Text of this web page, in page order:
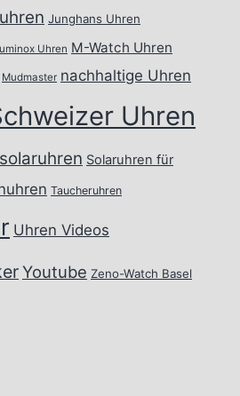
Junghans Uhren
Uhren M-Watch Uhren
Mudmaster nachhaltige Uhren
Uhren
solaruhren Solaruhren für
Taucheruhren
Uhren Videos
Youtube Zeno-Watch Basel